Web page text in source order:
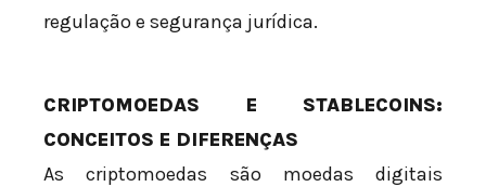
regulação e segurança jurídica.
CRIPTOMOEDAS E STABLECOINS:
CONCEITOS E DIFERENÇAS
As criptomoedas são moedas digitais